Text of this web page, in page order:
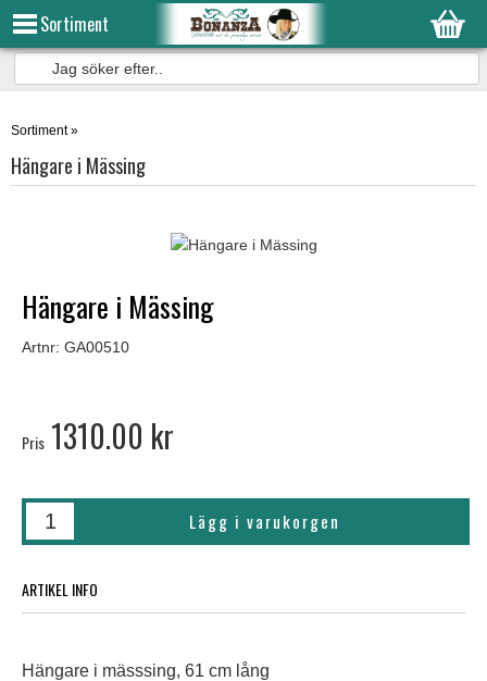
Sortiment
Sortiment»
Hängare i Mässing
Hängare i Mässing
Artnr: GA00510
Pris 1310.00 kr
ARTIKEL INFO
Hängare i mässsing, 61 cm lång